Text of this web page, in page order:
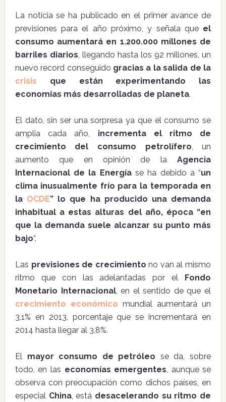
La noticia se ha publicado en el primer avance de
previsiones para el año próximo, y señala que el
consumo aumentará en 1.200.000 millones de
barriles diarios, llegando hasta los 92 millones, un
nuevo record conseguido gracias a la salida de la
crisis que están experimentando las
economías más desarrolladas de planeta.
El dato, sin ser una sorpresa ya que el consumo se
amplia cada año, incrementa el ritmo de
crecimiento del consumo petrolífero, un
aumento que en opinión de laAgencia
Internacional de la Energíase ha debido a “un
clima inusualmente frío para la temporada en
la OCDE” lo que ha producido una demanda
inhabitual a estas alturas del año, época “en
que la demanda suele alcanzar su punto más
bajo“.
Las previsiones de crecimiento no van al mismo
ritmo que con las adelantadas por el Fondo
Monetario Internacional, en el sentido de que el
crecimiento económico mundial aumentará un
3,1% en 2013, porcentaje que se incrementará en
2014 hasta llegar al 3,8%.
El mayor consumo de petróleo se da, sobre
todo, en las economías emergentes, aunque se
observa con preocupación como dichos países, en
especial China, está desacelerando su ritmo de